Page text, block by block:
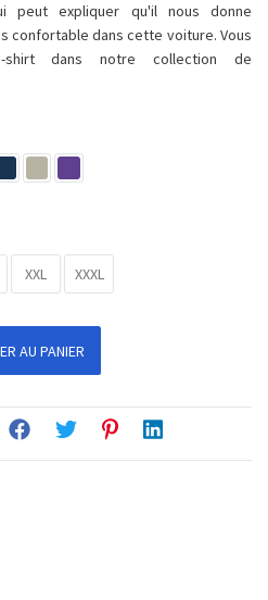
expliquer qu'il nous donne
confortable dans cette voiture. Vous
dans notre collection de
XXL XXXL
AU PANIER